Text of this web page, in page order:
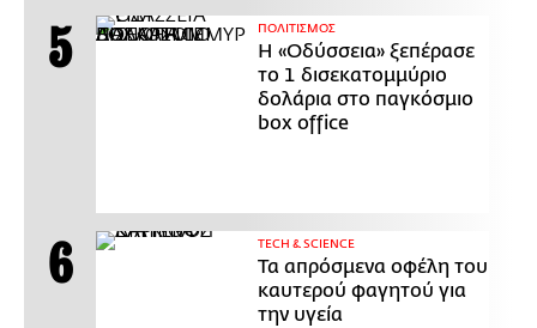
ΠΟΛΙΤΙΣΜΟΣ
Η «Οδύσσεια» ξεπέρασε
το 1 δισεκατομμύριο
δολάρια στο παγκόσμιο
box office
ΤECH & SCIENCE
Τα απρόσμενα οφέλη του
καυτερού φαγητού για
την υγεία